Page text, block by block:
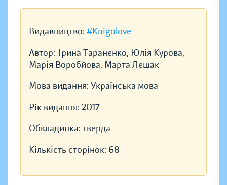
Видавництво: #Knigolove
Автор: Ірина Тараненко, Юлія Курова,
Марія Воробйова, Марта Лешак
Мова видання: Українська мова
Рік видання: 2017
Обкладинка: тверда
Кількість сторінок: 68